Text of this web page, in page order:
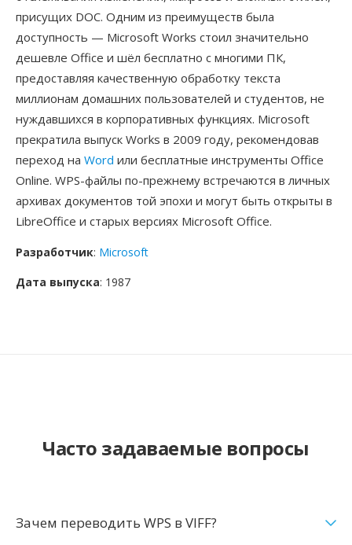
присущих DOC. Одним из преимуществ была
доступность — Microsoft Works стоил значительно
дешевле Office и шёл бесплатно с многими ПК,
предоставляя качественную обработку текста
миллионам домашних пользователей и студентов, не
нуждавшихся в корпоративных функциях. Microsoft
прекратила выпуск Works в 2009 году, рекомендовав
переход на Word или бесплатные инструменты Office
Online. WPS-файлы по-прежнему встречаются в личных
архивах документов той эпохи и могут быть открыты в
LibreOffice и старых версиях Microsoft Office.
Разработчик: Microsoft
Дата выпуска: 1987
Часто задаваемые вопросы
Зачем переводить WPS в VIFF?